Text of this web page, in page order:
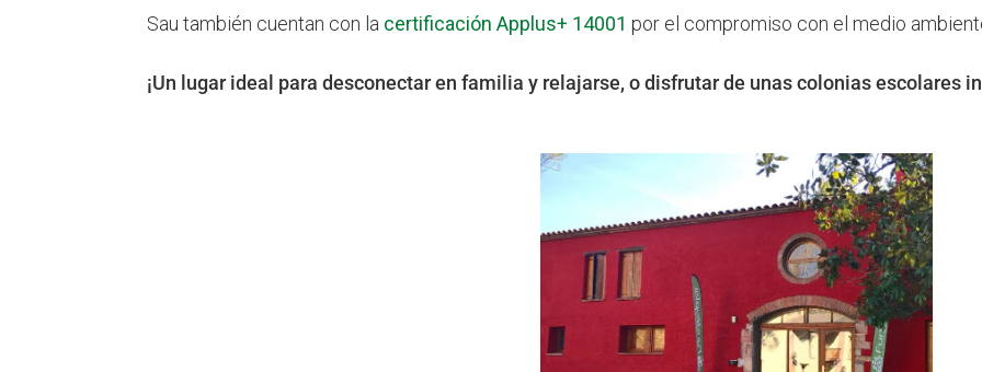
Sau también cuentan con la certificación Applus+ 14001 por el compromiso con el medio
¡Un lugar ideal para desconectar en familia y relajarse, o disfrutar de unas colonias escolares